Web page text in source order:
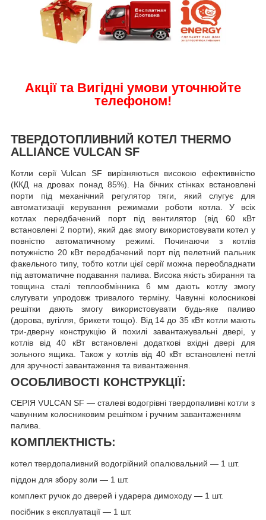
Акції та Вигідні умови уточнюйте
телефоном!
ТВЕРДОТОПЛИВНИЙ КОТЕЛ THERMO
ALLIANCE VULCAN SF
Котли серії Vulcan SF вирізняються високою ефективністю
(ККД на дровах понад 85%). На бічних стінках встановлені
порти під механічний регулятор тяги, який слугує для
автоматизації керування режимами роботи котла. У всіх
котлах передбачений порт під вентилятор (від 60 кВт
встановлені 2 порти), який дає змогу використовувати котел у
повністю автоматичному режимі. Починаючи з котлів
потужністю 20 кВт передбачений порт під пелетний пальник
факельного типу, тобто котли цієї серії можна переобладнати
під автоматичне подавання палива. Висока якість збирання та
товщина сталі теплообмінника 6 мм дають котлу змогу
слугувати упродовж тривалого терміну. Чавунні колосникові
решітки дають змогу використовувати будь-яке паливо
(дорова, вугілля, брикети тощо). Від 14 до 35 кВт котли мають
три-дверну конструкцію й похилі завантажувальні двері, у
котлів від 40 кВт встановлені додаткові вхідні двері для
зольного ящика. Також у котлів від 40 кВт встановлені петлі
для зручності завантаження та вивантаження.
ОСОБЛИВОСТІ КОНСТРУКЦІЇ:
СЕРІЯ VULCAN SF — сталеві водогрівні твердопаливні котли з
чавунним колосниковим решітком і ручним завантаженням
палива.
КОМПЛЕКТНІСТЬ:
котел твердопаливний водогрійний опалювальний — 1 шт.
піддон для збору золи — 1 шт.
комплект ручок до дверей і ударера димоходу — 1 шт.
посібник з експлуатації — 1 шт.